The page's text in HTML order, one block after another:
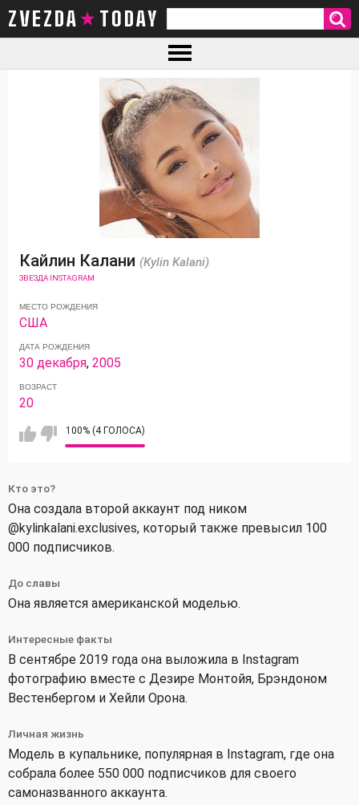
ZVEZDA TODAY
Кайлин Калани (Kylin Kalani)
ЗВЕЗДА INSTAGRAM
МЕСТО РОЖДЕНИЯ
США
ДАТА РОЖДЕНИЯ
30 декабря,2005
ВОЗРАСТ
20
100% (4 ГОЛОСА)
Кто это?
Она создала второй аккаунт под ником
@kylinkalani.exclusives, который также превысил 100
000 подписчиков.
До славы
Она является американской моделью.
Интересные факты
В сентябре 2019 года она выложила в Instagram
фотографию вместе с Дезире Монтойя, Брэндоном
Вестенбергом и Хейли Орона.
Личная жизнь
Модель в купальнике, популярная в Instagram, где она
собрала более 550 000 подписчиков для своего
самоназванного аккаунта.